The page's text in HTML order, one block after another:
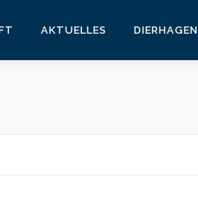
AKTUELLES DIERHAGEN